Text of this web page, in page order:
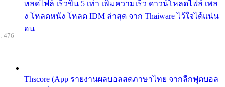
หลดไฟล์ เร็วขึ้น 5 เท่า เพิ่มความเร็ว ดาวน์โหลดไฟล์ เพล
ง โหลดหนัง โหลด IDM ล่าสุด จาก Thaiware ไว้ใจได้แน่น
อน
Thscore (App รายงานผลบอลสดภาษาไทย จากลีกฟุตบอล
476